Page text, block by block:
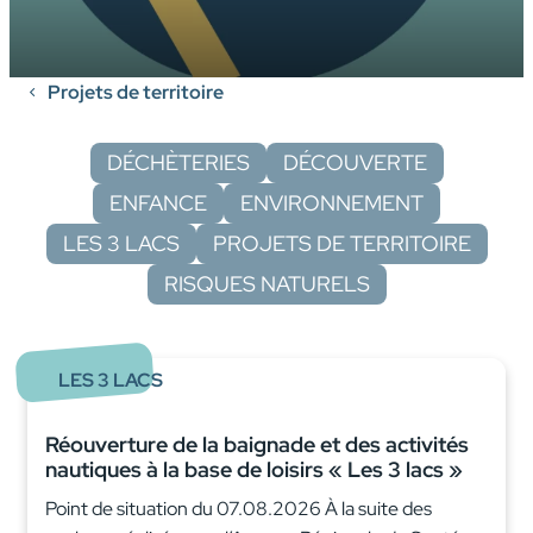
Projets de territoire
DÉCHÈTERIES
DÉCOUVERTE
ENFANCE
ENVIRONNEMENT
LES 3 LACS
PROJETS DE TERRITOIRE
RISQUES NATURELS
LES 3 LACS
Réouverture de la baignade et des activités
nautiques à la base de loisirs « Les 3 lacs »
Point de situation du 07.08.2026 À la suite des